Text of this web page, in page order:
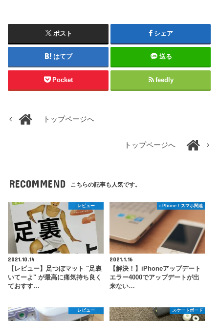
ポスト シェア
はてブ 送る
Pocket feedly
トップページへ
トップページへ
RECOMMEND こちらの記事も人気です。
レビュー
2021.10.14
【レビュー】足つぼマット "足裏
いてーよ" が最高に痛気持ち良く
ておすす…
i Phone / スマホ関連
2021.1.16
【解決！】iPhoneアップデート
エラー4000でアップデートが出
来ない…
レビュー スケートボード